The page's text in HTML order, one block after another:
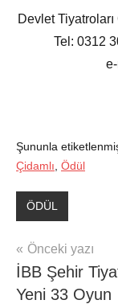
Devlet
Tel: 0312
Şununla
Çidamlı Ödül
ÖDÜL
Yazı
gezinmesi
Önceki yazı
İBB Şehir
Yeni 33 Oyun